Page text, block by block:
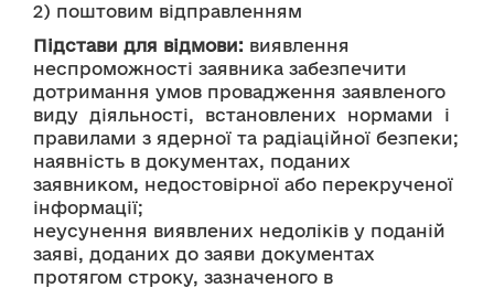
2) поштовим відправленням
Підстави для відмови: виявлення
неспроможності заявника забезпечити
дотримання умов провадження заявленого
виду  діяльності,  встановлених  нормами  і
наявність в документах, поданих
заявником, недостовірної або перекрученої
інформації;
неусунення виявлених недоліків у поданій
заяві, доданих до заяви документах
протягом строку, зазначеного в